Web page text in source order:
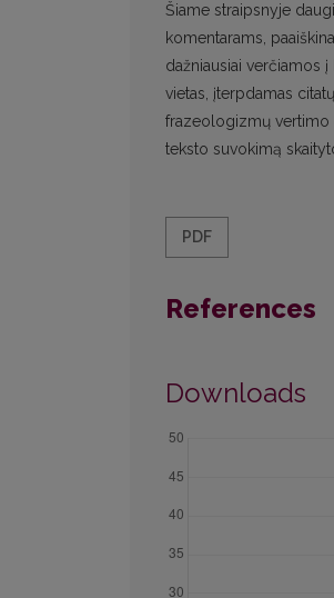
Šiame straipsnyje
komentarams,
dažniausiai verčiamos
vietas, įterpdamas
frazeologizmų vertimo
teksto suvokimą
PDF
References
Downloads